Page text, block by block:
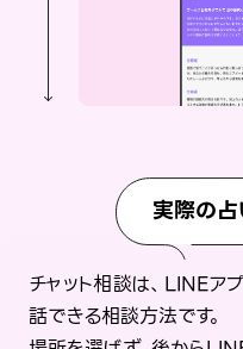
実際の
チャット相談は、LINEア
話できる相談方法です。